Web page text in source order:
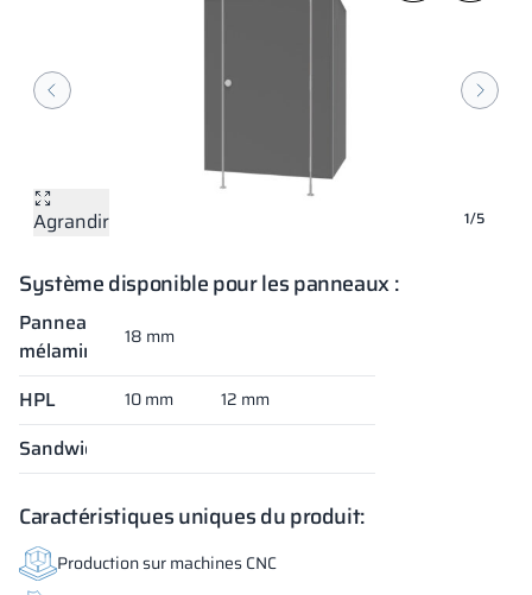
1/5
Agrandir
Agrandir
Agrandir
Agrandir
Agrandir
Système disponible pour les panneaux :
Panneaux
mélaminés
18 mm
HPL 10 mm 12 mm
Sandwich
Caractéristiques uniques du produit:
Production sur machines CNC